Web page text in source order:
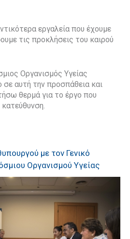
εργαλεία που έχουμε
τις προκλήσεις του καιρού
Οργανισμός Υγείας
σε αυτή την προσπάθεια και
θερμά για το έργο που
με τον Γενικό
Οργανισμού Υγείας